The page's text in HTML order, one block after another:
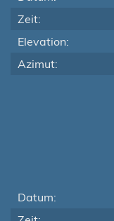
Zeit:
Elevation:
Azimut:
Datum: